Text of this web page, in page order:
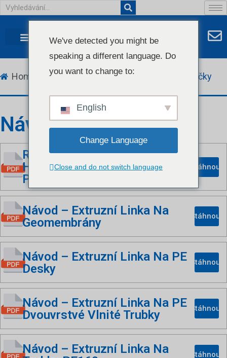
Home Stáhnout Návody a katalogy Příručky
Návod
Ruční Extruzní Linka Pro
Hliníkově-Plastové Kompozitní
Panely
Stáhnout
Návod – Extruzní Linka Na
Geomembrány
Stáhnout
Návod – Extruzní Linka Na PE
Desky
Stáhnout
Návod – Extruzní Linka Na PE
Dvouvrstvé Vlnité Trubky
Stáhnout
Návod – Extruzní Linka Na
Stáhnout
We've detected you might be
speaking a different language. Do
you want to change to:
English
Change Language
Close and do not switch language